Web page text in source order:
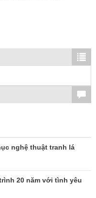
nghệ thuật tranh lá
20 năm với tình yêu